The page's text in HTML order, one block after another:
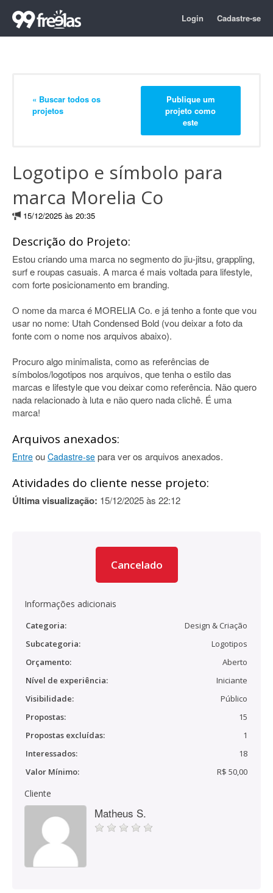
Login Cadastre-se
« Buscar todos os
projetos
Publique um
projeto como
este
Logotipo e símbolo para
marca Morelia Co
15/12/2025 às 20:35
Descrição do Projeto:
Estou criando uma marca no segmento do jiu-jitsu, grappling,
surf e roupas casuais. A marca é mais voltada para lifestyle,
com forte posicionamento em branding.
O nome da marca é MORELIA Co. e já tenho a fonte que vou
usar no nome: Utah Condensed Bold (vou deixar a foto da
fonte com o nome nos arquivos abaixo).
Procuro algo minimalista, como as referências de
símbolos/logotipos nos arquivos, que tenha o estilo das
marcas e lifestyle que vou deixar como referência. Não quero
nada relacionado à luta e não quero nada clichê. É uma
marca!
Arquivos anexados:
Entre ou Cadastre-se para ver os arquivos anexados.
Atividades do cliente nesse projeto:
Última visualização: 15/12/2025 às 22:12
Cancelado
Informações adicionais
Categoria:
Design & Criação
Subcategoria:
Logotipos
Orçamento:
Aberto
Nível de experiência:
Iniciante
Visibilidade:
Público
Propostas:
15
Propostas excluídas:
1
Interessados:
18
Valor Mínimo:
R$ 50,00
Cliente
Matheus S.